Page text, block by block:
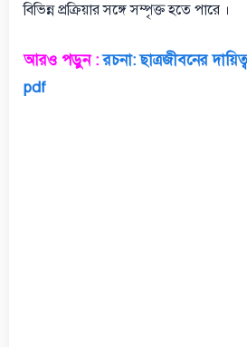
বিভিন্ন প্রক্রিয়ার সঙ্গে সম্পৃক্ত হতে পারে ।
আরও পড়ুন : রচনা: ছাত্রজীবনের
pdf